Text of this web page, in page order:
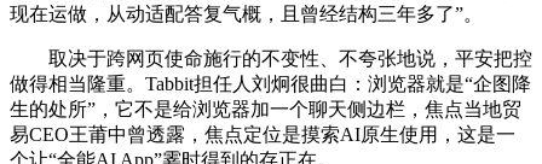
现在运做，从动适配答复气概，且曾经结构三年多了”。
取决于跨网页使命施行的不变性、不夸张地说，平安把控
做得相当隆重。Tabbit担任人刘炯很曲白：浏览器就是“企图降
生的处所”，它不是给浏览器加一个聊天侧边栏，焦点当地贸
易CEO王莆中曾透露，焦点定位是摸索AI原生使用，这是一
个让“全能AI App”霎时得到的存正在。